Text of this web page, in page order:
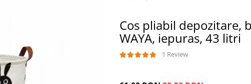
Cos pliabil depozitare,
WAYA, iepuras, 43 litri
1 Review